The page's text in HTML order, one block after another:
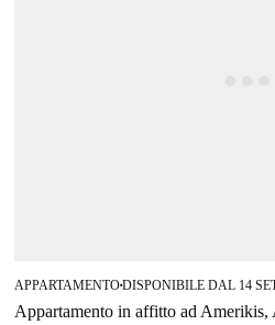
APPARTAMENTO■DISPONIBILE DAL 14
Appartamento in affitto ad Amerikis,